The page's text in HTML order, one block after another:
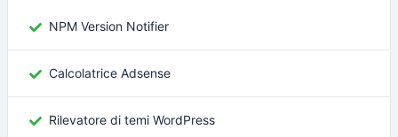
NPM Version Notifier
Calcolatrice Adsense
Rilevatore di temi WordPress